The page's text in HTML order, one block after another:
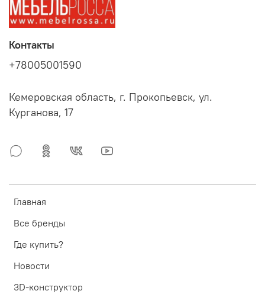
Главная
Все бренды
Где купить?
Новости
3D-конструктор
Контакты
+78005001590
Кемеровская область, г. Прокопьевск, ул.
Курганова, 17